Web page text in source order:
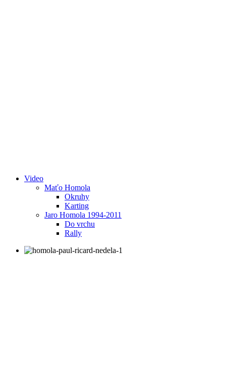
Video
Maťo Homola
Okruhy
Karting
Jaro Homola 1994-2011
Do vrchu
Rally